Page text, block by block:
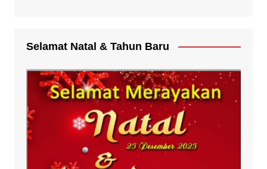
Selamat Natal & Tahun Baru